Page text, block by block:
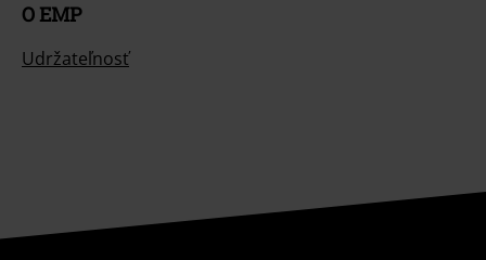
O EMP
Udržateľnosť